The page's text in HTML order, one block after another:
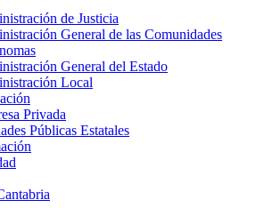
de Justicia
General de las Comunidades
General del Estado
Local
Privada
Públicas Estatales